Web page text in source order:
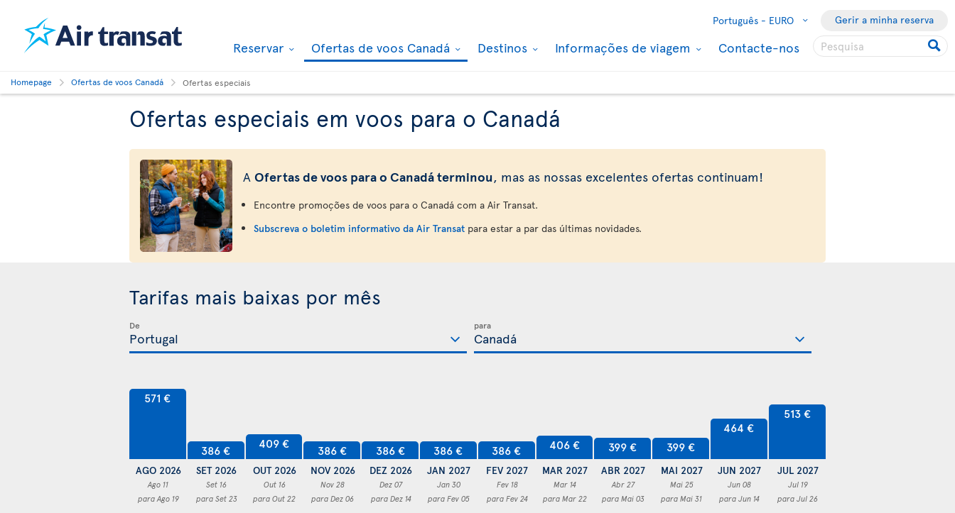
Português - EURO Gerir a minha reserva
Reservar Ofertas de voos Canadá Destinos Informações de viagem Contacte-nos
Homepage Ofertas de voos Canadá Ofertas especiais
Ofertas especiais em voos para o Canadá
A Ofertas de voos para o Canadá terminou, mas as nossas excelentes ofertas continuam!
Encontre promoções de voos para o Canadá com a Air Transat.
Subscreva o boletim informativo da Air Transat para estar a par das últimas novidades.
Tarifas mais baixas por mês
De para
571 €
AGO 2026
Ago 11
para Ago 19
386 €
SET 2026
Set 16
para Set 23
409 €
OUT 2026
Out 16
para Out 22
386 €
NOV 2026
Nov 28
para Dez 06
386 €
DEZ 2026
Dez 07
para Dez 14
386 €
JAN 2027
Jan 30
para Fev 05
386 €
FEV 2027
Fev 18
para Fev 24
406 €
MAR 2027
Mar 14
para Mar 22
399 €
ABR 2027
Abr 27
para Mai 03
399 €
MAI 2027
Mai 25
para Mai 31
464 €
JUN 2027
Jun 08
para Jun 14
513 €
JUL 2027
Jul 19
para Jul 26